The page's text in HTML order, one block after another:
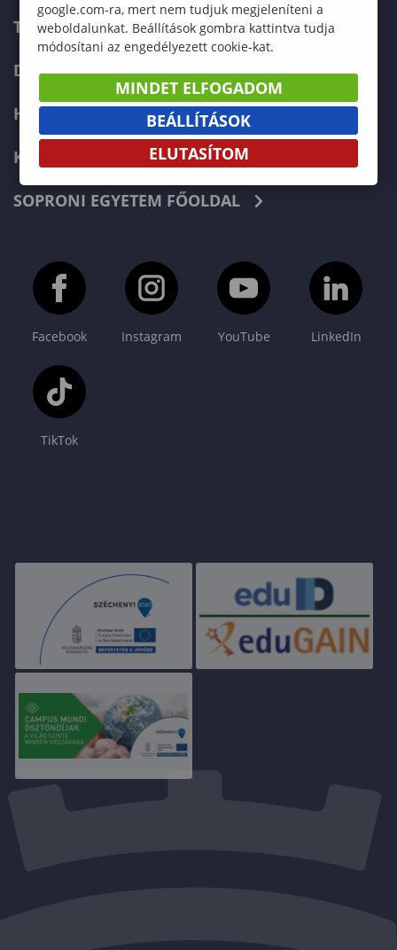
TELEFONKÖNYV
DOKUMENTUMOK
HÍREK
KAPCSOLAT
SOPRONI EGYETEM FŐOLDAL
Facebook Instagram YouTube LinkedIn
TikTok
google.com-ra, mert nem tudjuk megjeleníteni a
weboldalunkat. Beállítások gombra kattintva tudja
módosítani az engedélyezett cookie-kat.
MINDET ELFOGADOM
BEÁLLÍTÁSOK
ELUTASÍTOM